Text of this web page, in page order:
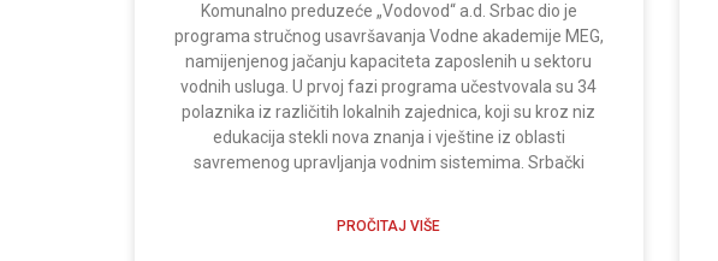
Komunalno preduzeće „Vodovod“ a.d. Srbac dio je
programa stručnog usavršavanja Vodne akademije MEG,
namijenjenog jačanju kapaciteta zaposlenih u sektoru
vodnih usluga. U prvoj fazi programa učestvovala su 34
polaznika iz različitih lokalnih zajednica, koji su kroz niz
edukacija stekli nova znanja i vještine iz oblasti
savremenog upravljanja vodnim sistemima. Srbački
PROČITAJ VIŠE